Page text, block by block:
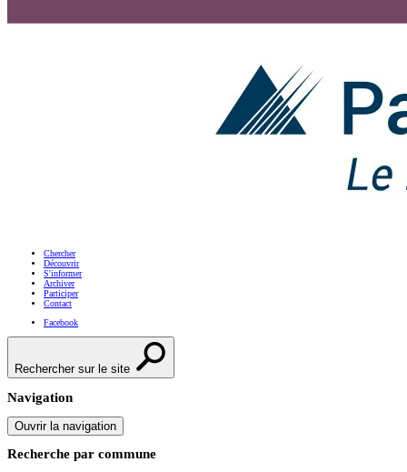
Chercher
Découvrir
S'informer
Archiver
Participer
Contact
Facebook
Rechercher sur le site
Navigation
Ouvrir la navigation
Recherche par commune